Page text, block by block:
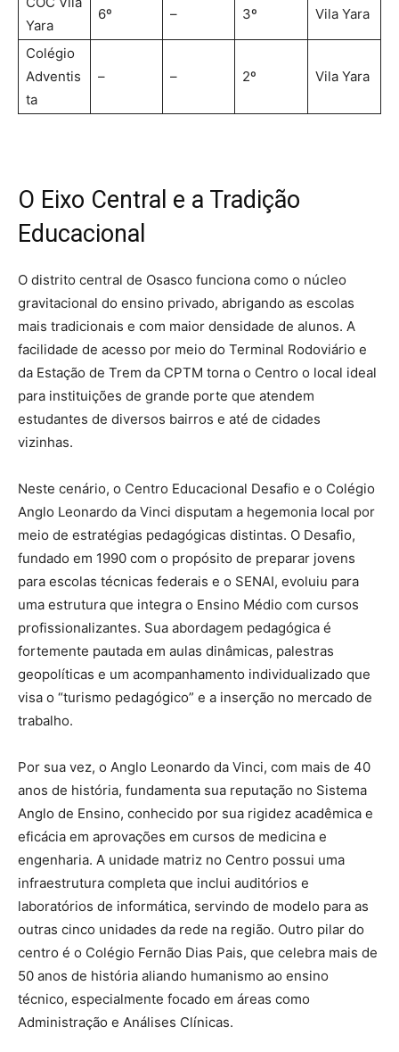
Yara
6º – 3º Vila Yara
Colégio
Adventis
ta
– – 2º Vila Yara
O Eixo Central e a Tradição
Educacional
O distrito central de Osasco funciona como o núcleo
gravitacional do ensino privado, abrigando as escolas
mais tradicionais e com maior densidade de alunos. A
facilidade de acesso por meio do Terminal Rodoviário e
da Estação de Trem da CPTM torna o Centro o local ideal
para instituições de grande porte que atendem
estudantes de diversos bairros e até de cidades
vizinhas.
Neste cenário, o Centro Educacional Desafio e o Colégio
Anglo Leonardo da Vinci disputam a hegemonia local por
meio de estratégias pedagógicas distintas. O Desafio,
fundado em 1990 com o propósito de preparar jovens
para escolas técnicas federais e o SENAI, evoluiu para
uma estrutura que integra o Ensino Médio com cursos
profissionalizantes. Sua abordagem pedagógica é
fortemente pautada em aulas dinâmicas, palestras
geopolíticas e um acompanhamento individualizado que
visa o “turismo pedagógico” e a inserção no mercado de
trabalho.
Por sua vez, o Anglo Leonardo da Vinci, com mais de 40
anos de história, fundamenta sua reputação no Sistema
Anglo de Ensino, conhecido por sua rigidez acadêmica e
eficácia em aprovações em cursos de medicina e
engenharia. A unidade matriz no Centro possui uma
infraestrutura completa que inclui auditórios e
laboratórios de informática, servindo de modelo para as
outras cinco unidades da rede na região. Outro pilar do
centro é o Colégio Fernão Dias Pais, que celebra mais de
50 anos de história aliando humanismo ao ensino
técnico, especialmente focado em áreas como
Administração e Análises Clínicas.